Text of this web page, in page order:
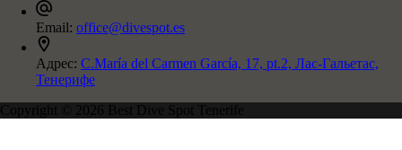
Email: office@divespot.es
Адрес: C.María del Carmen García, 17, pt.2, Лас-Гальетас,
Тенерифе
Copyright © 2026 Best Dive Spot Tenerife